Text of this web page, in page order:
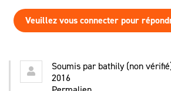
Veuillez vous connecter pour
Soumis parbathily (non
2016